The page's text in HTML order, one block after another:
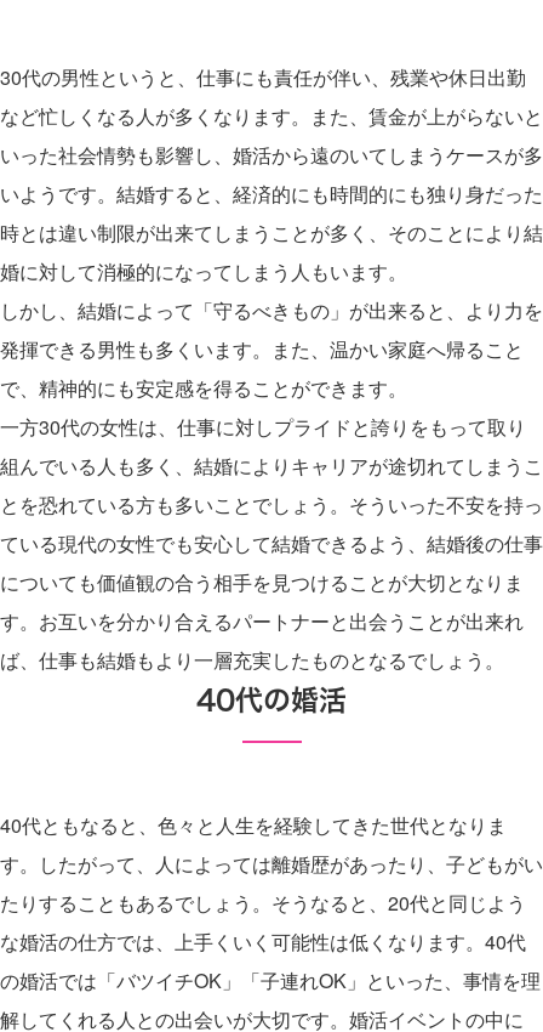
30代の男性というと、仕事にも責任が伴い、残業や休日出勤
など忙しくなる人が多くなります。また、賃金が上がらないと
いった社会情勢も影響し、婚活から遠のいてしまうケースが多
いようです。結婚すると、経済的にも時間的にも独り身だった
時とは違い制限が出来てしまうことが多く、そのことにより結
婚に対して消極的になってしまう人もいます。
しかし、結婚によって「守るべきもの」が出来ると、より力を
発揮できる男性も多くいます。また、温かい家庭へ帰ること
で、精神的にも安定感を得ることができます。
一方30代の女性は、仕事に対しプライドと誇りをもって取り
組んでいる人も多く、結婚によりキャリアが途切れてしまうこ
とを恐れている方も多いことでしょう。そういった不安を持っ
ている現代の女性でも安心して結婚できるよう、結婚後の仕事
についても価値観の合う相手を見つけることが大切となりま
す。お互いを分かり合えるパートナーと出会うことが出来れ
ば、仕事も結婚もより一層充実したものとなるでしょう。
40代の婚活
40代ともなると、色々と人生を経験してきた世代となりま
す。したがって、人によっては離婚歴があったり、子どもがい
たりすることもあるでしょう。そうなると、20代と同じよう
な婚活の仕方では、上手くいく可能性は低くなります。40代
の婚活では「バツイチOK」「子連れOK」といった、事情を理
解してくれる人との出会いが大切です。婚活イベントの中に